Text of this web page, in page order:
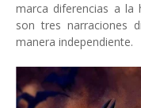
marca diferencias a la
son tres narraciones
manera independiente.